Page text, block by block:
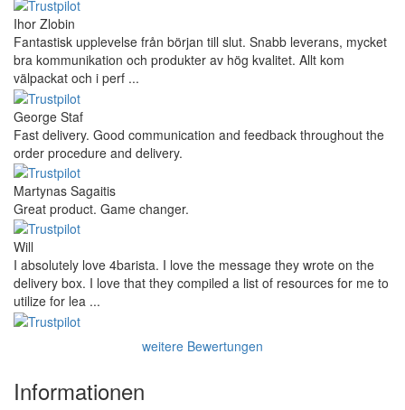
Ihor Zlobin
Fantastisk upplevelse från början till slut. Snabb leverans, mycket
bra kommunikation och produkter av hög kvalitet. Allt kom
välpackat och i perf ...
George Staf
Fast delivery. Good communication and feedback throughout the
order procedure and delivery.
Martynas Sagaitis
Great product. Game changer.
Will
I absolutely love 4barista. I love the message they wrote on the
delivery box. I love that they compiled a list of resources for me to
utilize for lea ...
weitere Bewertungen
Informationen